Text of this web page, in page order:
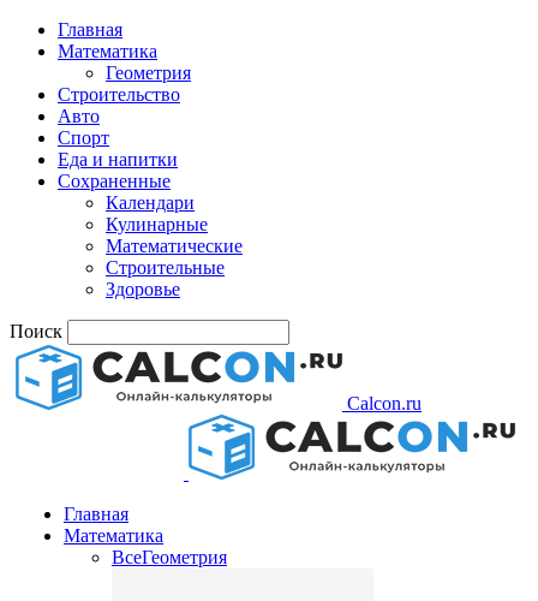
Главная
Математика
Геометрия
Строительство
Авто
Спорт
Еда и напитки
Сохраненные
Календари
Кулинарные
Математические
Строительные
Здоровье
Поиск
Calcon.ru
Главная
Математика
ВсеГеометрия